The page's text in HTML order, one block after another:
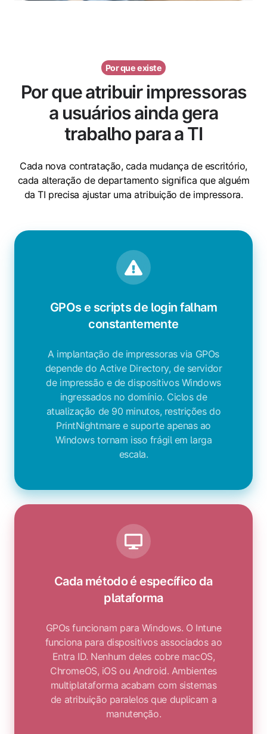
Por que existe
Por que atribuir impressoras
a usuários ainda gera
trabalho para a TI
Cada nova contratação, cada mudança de escritório,
cada alteração de departamento significa que alguém
da TI precisa ajustar uma atribuição de impressora.
GPOs e scripts de login falham
constantemente
A implantação de impressoras via GPOs
depende do Active Directory, de servidor
de impressão e de dispositivos Windows
ingressados no domínio. Ciclos de
atualização de 90 minutos, restrições do
PrintNightmare e suporte apenas ao
Windows tornam isso frágil em larga
escala.
Cada método é específico da
plataforma
GPOs funcionam para Windows. O Intune
funciona para dispositivos associados ao
Entra ID. Nenhum deles cobre macOS,
ChromeOS, iOS ou Android. Ambientes
multiplataforma acabam com sistemas
de atribuição paralelos que duplicam a
manutenção.